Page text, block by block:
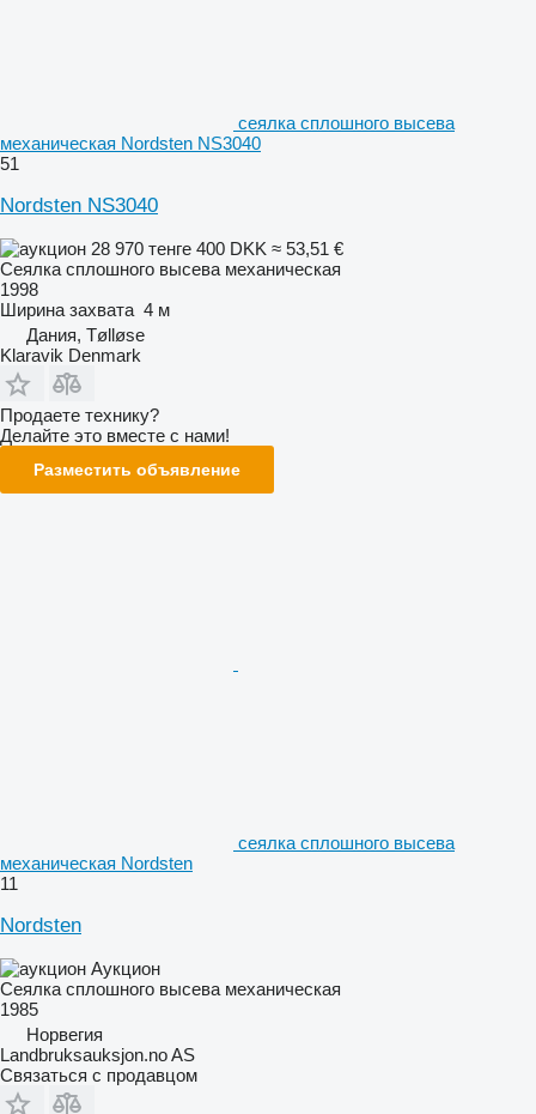
сеялка сплошного высева
механическая Nordsten NS3040
51
Nordsten NS3040
28 970 тенге 400 DKK ≈ 53,51 €
Сеялка сплошного высева механическая
1998
Ширина захвата 4 м
Дания, Tølløse
Klaravik Denmark
Продаете технику?
Делайте это вместе с нами!
Разместить объявление
сеялка сплошного высева
механическая Nordsten
11
Nordsten
Аукцион
Сеялка сплошного высева механическая
1985
Норвегия
Landbruksauksjon.no AS
Связаться с продавцом